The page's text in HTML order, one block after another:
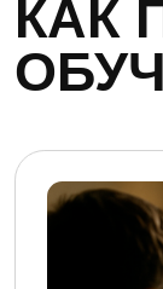
02.
Вы можете
школы — и
и
Это не